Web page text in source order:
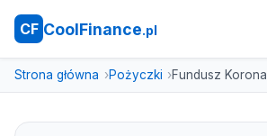
CF CoolFinance.pl
Strona główna Pożyczki Fundusz Korona